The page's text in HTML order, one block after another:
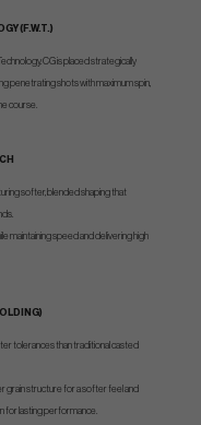
(F.W.T.)
CG is placed strategically
penetrating shots with maximum spin,
course.
softer, blended shaping that
maintaining speed and delivering high
tolerances than traditional casted
grain structure for a softer feel and
for lasting performance.